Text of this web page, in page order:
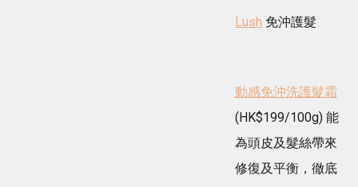
Lush 免沖護髮
動感免沖洗護髮霜
(HK$199/100g) 能
為頭皮及髮絲帶來
修復及平衡，徹底